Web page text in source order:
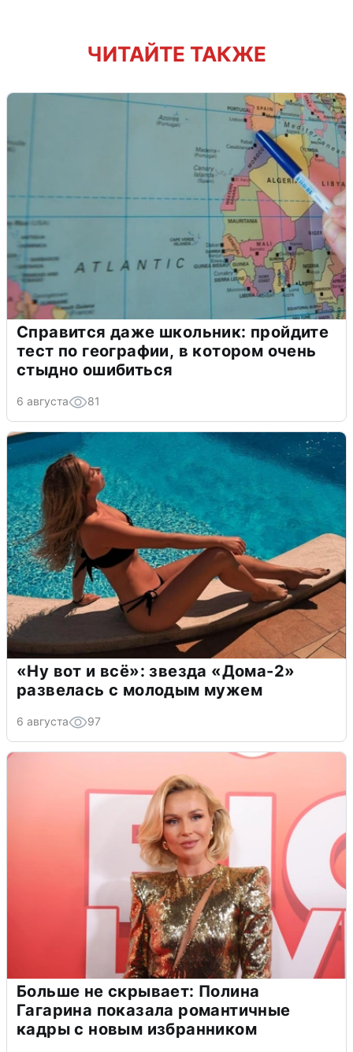
ЧИТАЙТЕ ТАКЖЕ
Справится даже школьник: пройдите
тест по географии, в котором очень
стыдно ошибиться
6 августа 81
«Ну вот и всё»: звезда «Дома-2»
развелась с молодым мужем
6 августа 97
Больше не скрывает: Полина
Гагарина показала романтичные
кадры с новым избранником